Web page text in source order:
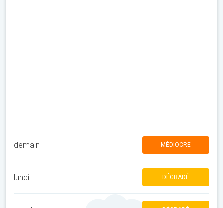
demain MÉDIOCRE
lundi DÉGRADÉ